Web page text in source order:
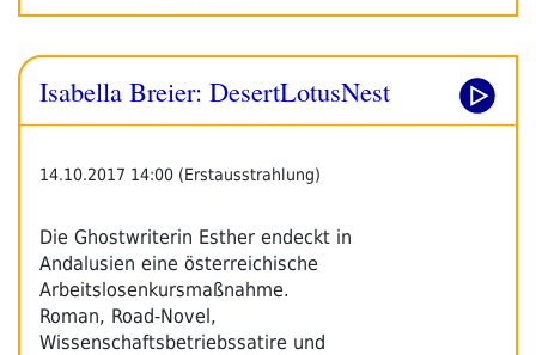
Mein
Herz
Isabella Breier: DesertLotusNest
14.10.2017 14:00 (Erstausstrahlung)
Die Ghostwriterin Esther endeckt in
Andalusien eine österreichische
Arbeitslosenkursmaßnahme.
Roman, Road-Novel,
Wissenschaftsbetriebssatire und